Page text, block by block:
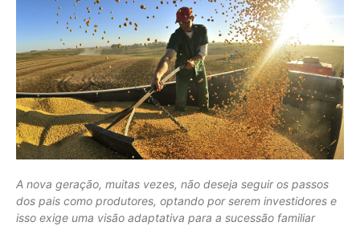
A nova geração, muitas vezes, não deseja seguir os passos
dos pais como produtores, optando por serem investidores e
isso exige uma visão adaptativa para a sucessão familiar